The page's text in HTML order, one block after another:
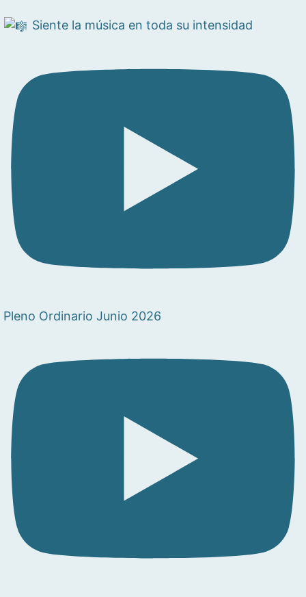
Siente la música en toda su intensidad
Pleno Ordinario Junio 2026